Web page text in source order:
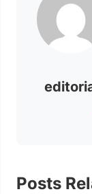
Posts